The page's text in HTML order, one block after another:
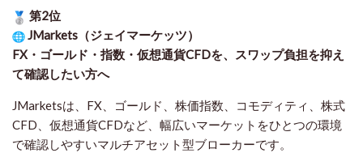
第2位
JMarkets（ジェイマーケッツ）
FX・ゴールド・指数・仮想通貨CFDを、スワップ負担を抑え
て確認したい方へ
JMarketsは、FX、ゴールド、株価指数、コモディティ、株式
CFD、仮想通貨CFDなど、幅広いマーケットをひとつの環境
で確認しやすいマルチアセット型ブローカーです。